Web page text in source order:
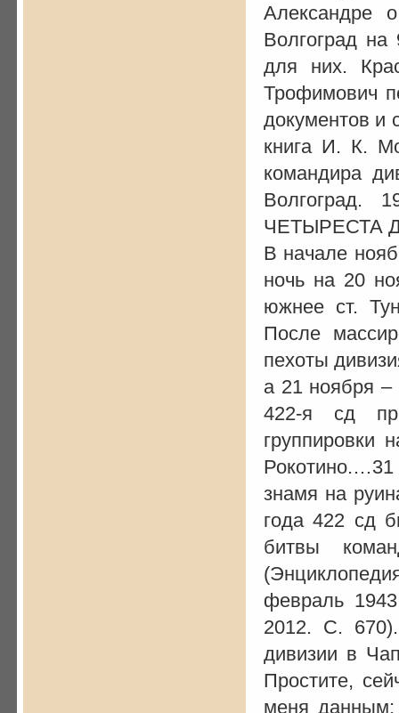
Александре
Волгоград
для них.
Трофимович
документов и
книга И. К.
командира
Волгоград.
ЧЕТЫРЕСТА
В начале
ночь на 20
южнее ст.
После
пехоты
а 21 ноября –
422-я сд
группировки
знамя на
года 422 сд
битвы
февраль
2012. С.
дивизии в
Простите,
меня данным: